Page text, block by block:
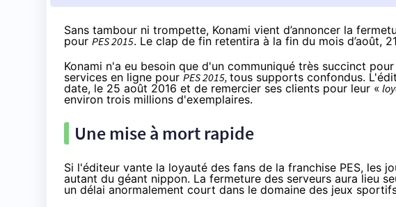
Sans tambour ni trompette, Konami vient d’annoncer la
pour PES 2015. Le clap de fin retentira à la fin du mois d’août,
Konami n'a eu besoin que d'un communiqué très succinct
services en ligne pour PES 2015, tous supports confondus.
date, le 25 août 2016 et de remercier ses clients pour leur «
environ trois millions d'exemplaires.
Une mise à mort rapide
Si l'éditeur vante la loyauté des fans de la franchise PES, les
autant du géant nippon. La fermeture des serveurs aura lieu
un délai anormalement court dans le domaine des jeux